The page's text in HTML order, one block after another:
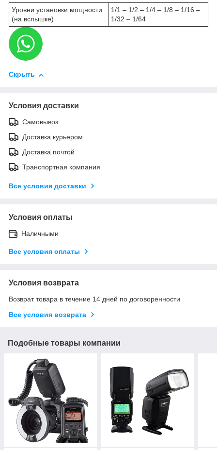
Уровни установки мощности
(на вспышке)
1/1 – 1/2 – 1/4 – 1/8 – 1/16 –
1/32 – 1/64
Скрыть
Условия доставки
Самовывоз
Доставка курьером
Доставка почтой
Транспортная компания
Все условия доставки
Условия оплаты
Наличными
Все условия оплаты
Условия возврата
Возврат товара в течение 14 дней по договоренности
Все условия возврата
Подобные товары компании